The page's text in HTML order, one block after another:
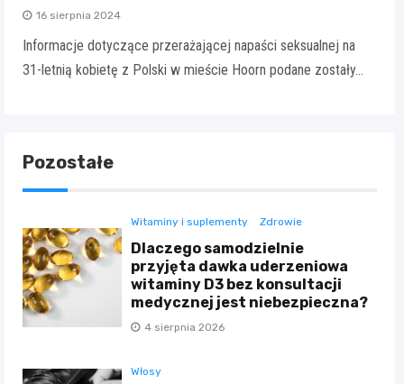
16 sierpnia 2024
Informacje dotyczące przerażającej napaści seksualnej na
31-letnią kobietę z Polski w mieście Hoorn podane zostały…
Pozostałe
Witaminy i suplementy Zdrowie
Dlaczego samodzielnie
przyjęta dawka uderzeniowa
witaminy D3 bez konsultacji
medycznej jest niebezpieczna?
4 sierpnia 2026
Włosy